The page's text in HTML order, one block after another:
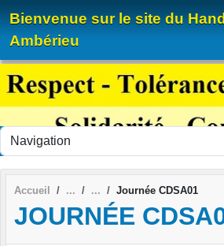
Bienvenue sur le site du
Ambérieu
Accueil Journée CDSA01
JOURNÉE